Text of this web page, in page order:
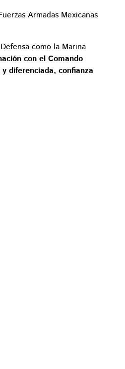
Armadas Mexicanas
como la Marina
con el Comando
diferenciada, confianza